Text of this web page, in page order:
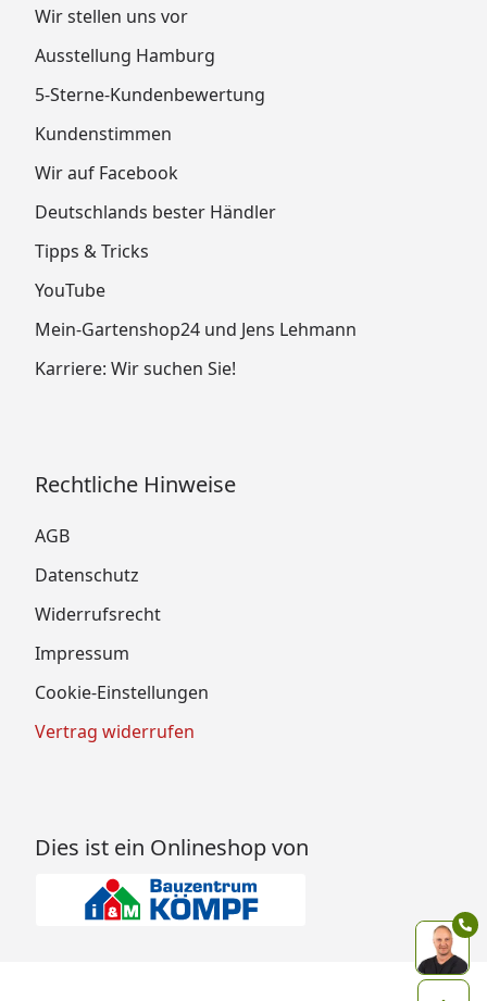
Wir stellen uns vor
Ausstellung Hamburg
5-Sterne-Kundenbewertung
Kundenstimmen
Wir auf Facebook
Deutschlands bester Händler
Tipps & Tricks
YouTube
Mein-Gartenshop24 und Jens Lehmann
Karriere: Wir suchen Sie!
Rechtliche Hinweise
AGB
Datenschutz
Widerrufsrecht
Impressum
Cookie-Einstellungen
Vertrag widerrufen
Dies ist ein Onlineshop von